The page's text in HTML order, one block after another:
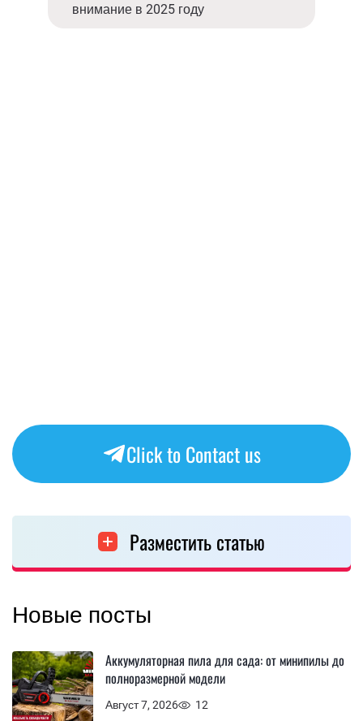
внимание в 2025 году
Click to Contact us
Разместить статью
Новые посты
Август 7, 2026 12
Аккумуляторная пила для сада: от минипилы до
полноразмерной модели